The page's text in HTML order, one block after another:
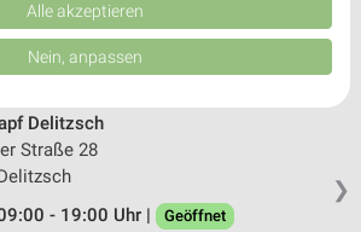
- 19:00 Uhr |
km • Angebote: 1 Prospekt
❯
Delitzsch
Straße 28
- 19:00 Uhr |
Geöffnet
Verwendung reduzierter Daten zur Auswahl
Europäischen Union weitergegeben und in die
IAB-Anbieter)
Zwecke:
Alle akzeptieren
Nein, anpassen